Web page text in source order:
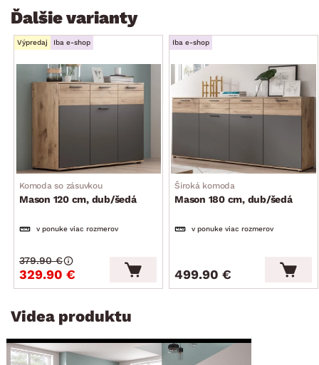
Ďalšie varianty
Výpredaj Iba e-shop
Komoda so zásuvkou
Mason 120 cm, dub/šedá
v ponuke viac rozmerov
329.90 €
379.90 €
Iba e-shop
Široká komoda
Mason 180 cm, dub/šedá
v ponuke viac rozmerov
499.90 €
Videa produktu